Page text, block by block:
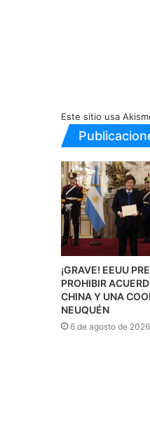
Este sitio usa
¡GRAVE! EEUU
PROHIBIR
CHINA Y UNA
NEUQUÉN
6 de agosto de 2026